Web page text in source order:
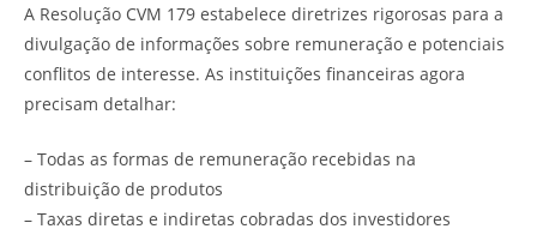
A Resolução CVM 179 estabelece diretrizes rigorosas para a
divulgação de informações sobre remuneração e potenciais
conflitos de interesse. As instituições financeiras agora
precisam detalhar:
– Todas as formas de remuneração recebidas na
distribuição de produtos
– Taxas diretas e indiretas cobradas dos investidores